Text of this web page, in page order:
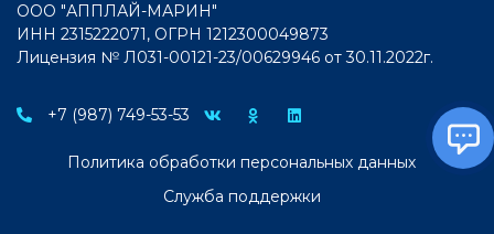
ООО "АППЛАЙ-МАРИН"
ИНН 2315222071, ОГРН 1212300049873
Лицензия № Л031-00121-23/00629946 от 30.11.2022г.
+7 (987) 749-53-53
Политика обработки персональных данных
Служба поддержки